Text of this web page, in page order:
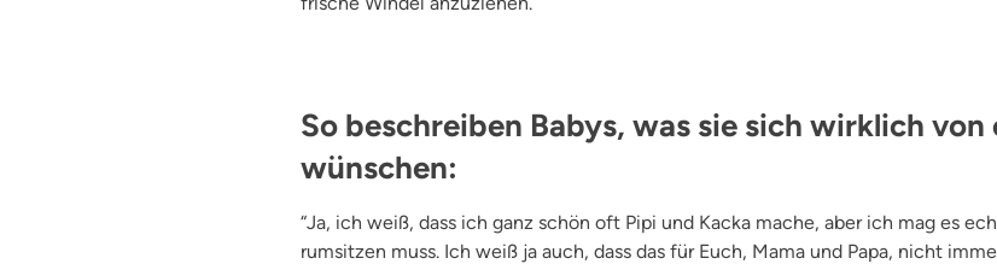
So beschreiben Babys, was sie sich wirklich von
wünschen:
“Ja, ich weiß, dass ich ganz schön oft Pipi und Kacka mache, aber ich mag es
rumsitzen muss. Ich weiß ja auch, dass das für Euch, Mama und Papa, nicht